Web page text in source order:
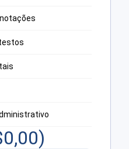
0,00)